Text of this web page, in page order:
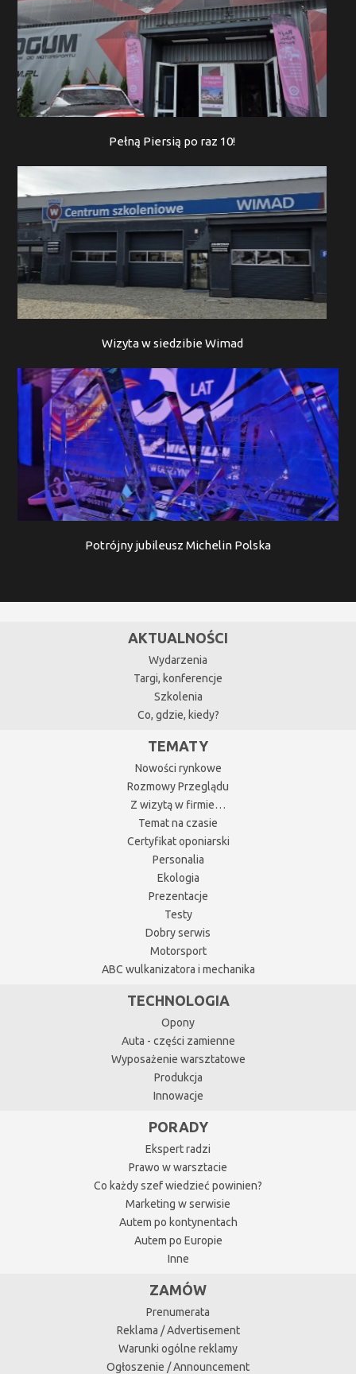
Pełną Piersią po raz 10!
Wizyta w siedzibie Wimad
Potrójny jubileusz Michelin Polska
AKTUALNOŚCI
Wydarzenia
Targi, konferencje
Szkolenia
Co, gdzie, kiedy?
TEMATY
Nowości rynkowe
Rozmowy Przeglądu
Z wizytą w firmie…
Temat na czasie
Certyfikat oponiarski
Personalia
Ekologia
Prezentacje
Testy
Dobry serwis
Motorsport
ABC wulkanizatora i mechanika
TECHNOLOGIA
Opony
Auta - części zamienne
Wyposażenie warsztatowe
Produkcja
Innowacje
PORADY
Ekspert radzi
Prawo w warsztacie
Co każdy szef wiedzieć powinien?
Marketing w serwisie
Autem po kontynentach
Autem po Europie
Inne
ZAMÓW
Prenumerata
Reklama / Advertisement
Warunki ogólne reklamy
Ogłoszenie / Announcement